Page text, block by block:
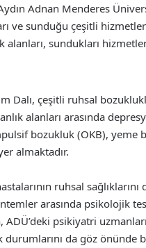
Aydın Adnan Menderes
ve sunduğu çeşitli
alanları, sundukları
Dalı, çeşitli ruhsal
alanları arasında
bozukluk (OKB), yeme
almaktadır.
ruhsal
arasında psikolojik
ADÜ’deki psikiyatri
durumlarını da göz